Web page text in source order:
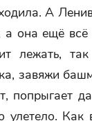
А
а она ещё всё
лежать,
завяжи
попрыгает
улетело.